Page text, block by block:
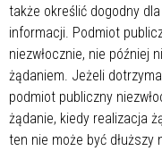
także określić dogodny
informacji. Podmiot
niezwłocznie, nie później
żądaniem. Jeżeli
podmiot publiczny
żądanie, kiedy realizacja
ten nie może być